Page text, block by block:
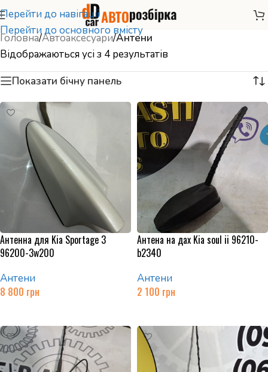
Перейти до навігації
Перейти до основного вмісту
Головна/Автоаксесуари/Антени
Відображаються усі з 4 результатів
Показати бічну панель
Антенна для Kia Sportage 3
96200-3w200
Антени
8 800 грн
Антена на дах Kia soul ii 96210-
b2340
Антени
2 100 грн